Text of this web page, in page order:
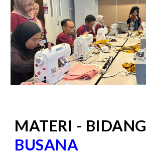
MATERI - BIDANG
BUSANA